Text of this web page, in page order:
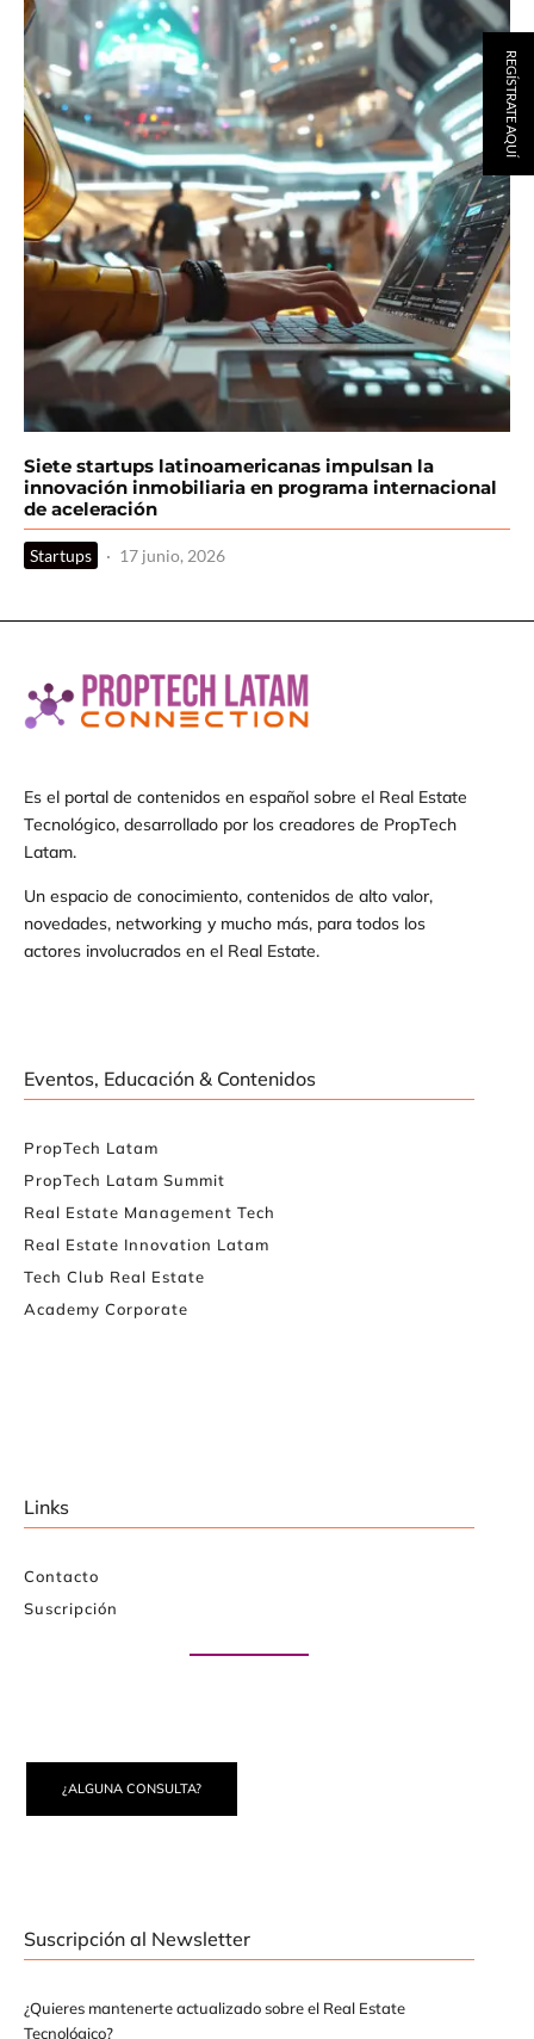
Siete startups latinoamericanas impulsan la
innovación inmobiliaria en programa internacional
de aceleración
Startups · 17 junio, 2026
Es el portal de contenidos en español sobre el Real Estate
Tecnológico, desarrollado por los creadores de PropTech
Latam.
Un espacio de conocimiento, contenidos de alto valor,
novedades, networking y mucho más, para todos los
actores involucrados en el Real Estate.
Eventos, Educación & Contenidos
PropTech Latam
PropTech Latam Summit
Real Estate Management Tech
Real Estate Innovation Latam
Tech Club Real Estate
Academy Corporate
Links
Contacto
Suscripción
¿ALGUNA CONSULTA?
Suscripción al Newsletter
¿Quieres mantenerte actualizado sobre el Real Estate
Tecnológico?
REGÍSTRATE AQUÍ